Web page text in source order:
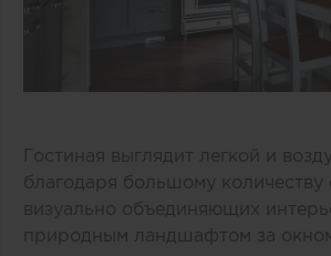
Гостиная выглядит легкой и
благодаря большому количеству
визуально объединяющих
природным ландшафтом за